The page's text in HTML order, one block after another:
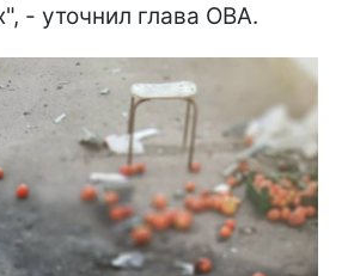
- уточнил глава ОВА.